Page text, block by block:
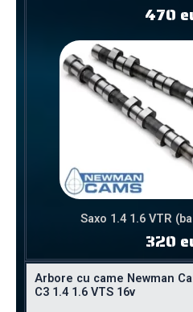
470
Saxo 1.4 1.6 VTR
320
Arbore cu came Newman
C3 1.4 1.6 VTS 16v